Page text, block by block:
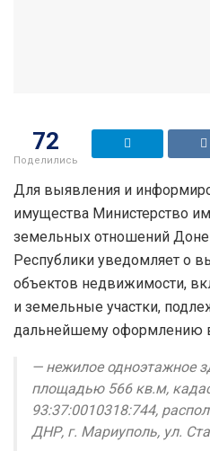
72
Поделились
Для выявления и
имущества Министерство
земельных отношений
Республики уведомляет о
объектов недвижимости,
и земельные участки,
дальнейшему оформлению
— нежилое одноэтажное
площадью 566 кв.м,
93:37:0010318:744,
ДНР, г. Мариуполь, ул.